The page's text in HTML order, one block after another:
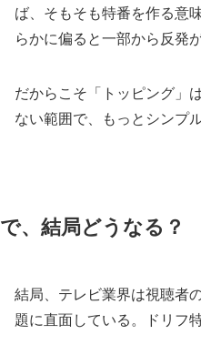
ば、そもそも特番を作る意
らかに偏ると一部から反発
だからこそ「トッピング」
ない範囲で、もっとシンプ
で、結局どうなる？
結局、テレビ業界は視聴者
題に直面している。ドリフ